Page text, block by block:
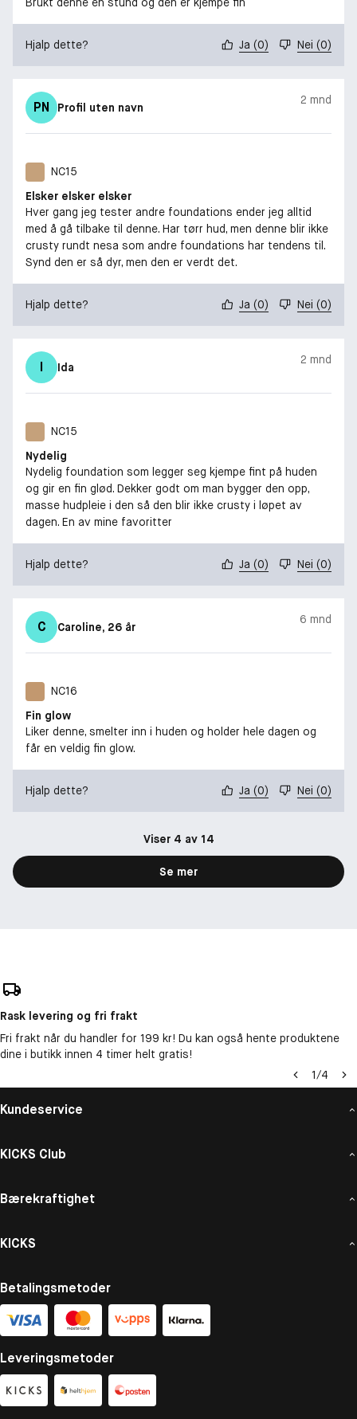
Hjalp dette? Ja (0) Nei (0)
PN Profil uten navn
2 mnd
NC15
Elsker elsker elsker
Hver gang jeg tester andre foundations ender jeg alltid
med å gå tilbake til denne. Har tørr hud, men denne blir ikke
crusty rundt nesa som andre foundations har tendens til.
Synd den er så dyr, men den er verdt det.
Hjalp dette? Ja (0) Nei (0)
I Ida
2 mnd
NC15
Nydelig
Nydelig foundation som legger seg kjempe fint på huden
og gir en fin glød. Dekker godt om man bygger den opp,
masse hudpleie i den så den blir ikke crusty i løpet av
dagen. En av mine favoritter
Hjalp dette? Ja (0) Nei (0)
C Caroline, 26 år
6 mnd
NC16
Fin glow
Liker denne, smelter inn i huden og holder hele dagen og
får en veldig fin glow.
Hjalp dette? Ja (0) Nei (0)
Viser 4 av 14
Se mer
Rask levering og fri frakt
Fri frakt når du handler for 199 kr! Du kan også hente produktene
dine i butikk innen 4 timer helt gratis!
1/4
Kundeservice
KICKS Club
Bærekraftighet
KICKS
Betalingsmetoder
Leveringsmetoder